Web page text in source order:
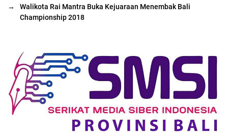
→
Walikota Rai Mantra Buka Kejuaraan Menembak Bali
Championship 2018